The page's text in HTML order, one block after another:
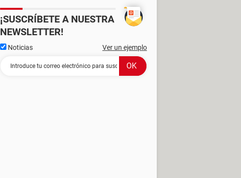
¡SUSCRÍBETE A NUESTRA
NEWSLETTER!
Noticias Ver un ejemplo